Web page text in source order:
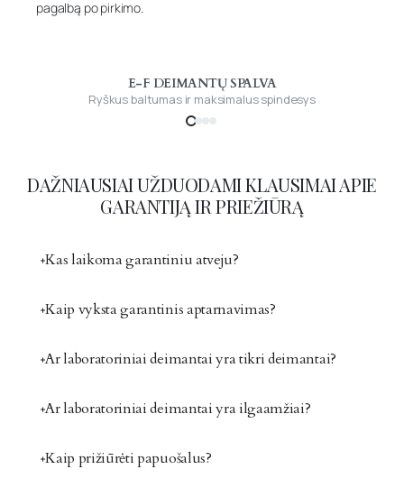
pagalbą po pirkimo.
E-F DEIMANTŲ SPALVA
Ryškus baltumas ir maksimalus spindesys
DAŽNIAUSIAI UŽDUODAMI KLAUSIMAI APIE
GARANTIJĄ IR PRIEŽIŪRĄ
Kas laikoma garantiniu atveju?
Kaip vyksta garantinis aptarnavimas?
Ar laboratoriniai deimantai yra tikri deimantai?
Ar laboratoriniai deimantai yra ilgaamžiai?
Kaip prižiūrėti papuošalus?